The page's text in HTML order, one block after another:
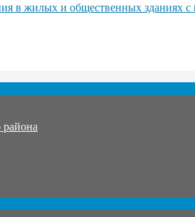
в жилых и общественных зданиях с